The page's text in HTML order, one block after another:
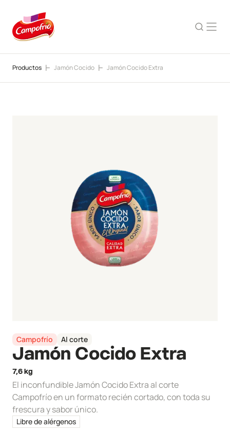
Productos Jamón Cocido Jamón Cocido Extra
Campofrío Al corte
Jamón Cocido Extra
7,6 kg
El inconfundible Jamón Cocido Extra al corte
Campofrío en un formato recién cortado, con toda su
frescura y sabor único.
Libre de alérgenos